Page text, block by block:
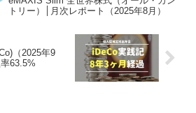
トリー）│月次レポート（2025年8月）
（2025年9
63.5%